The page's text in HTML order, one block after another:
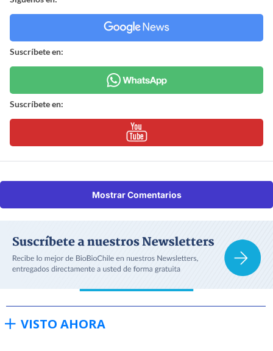
Suscríbete en:
Suscríbete en:
Mostrar Comentarios
VISTO AHORA